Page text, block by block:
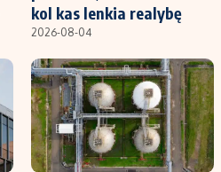
kol kas lenkia realybę
2026-08-04